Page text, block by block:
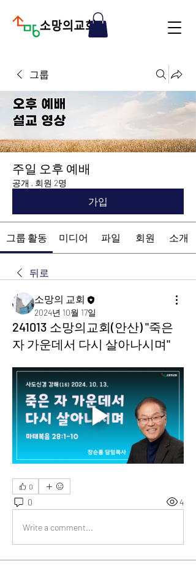
그룹
주일 오후 예배
공개 · 회원 2명
가입
그룹 활동 미디어 파일 회원 소개
뒤로
소망의 교회
2024년 10월 17일
241013 소망의교회(안산) "죽은
자 가운데서 다시 살아나시며"
0
0 4
Write a comment...